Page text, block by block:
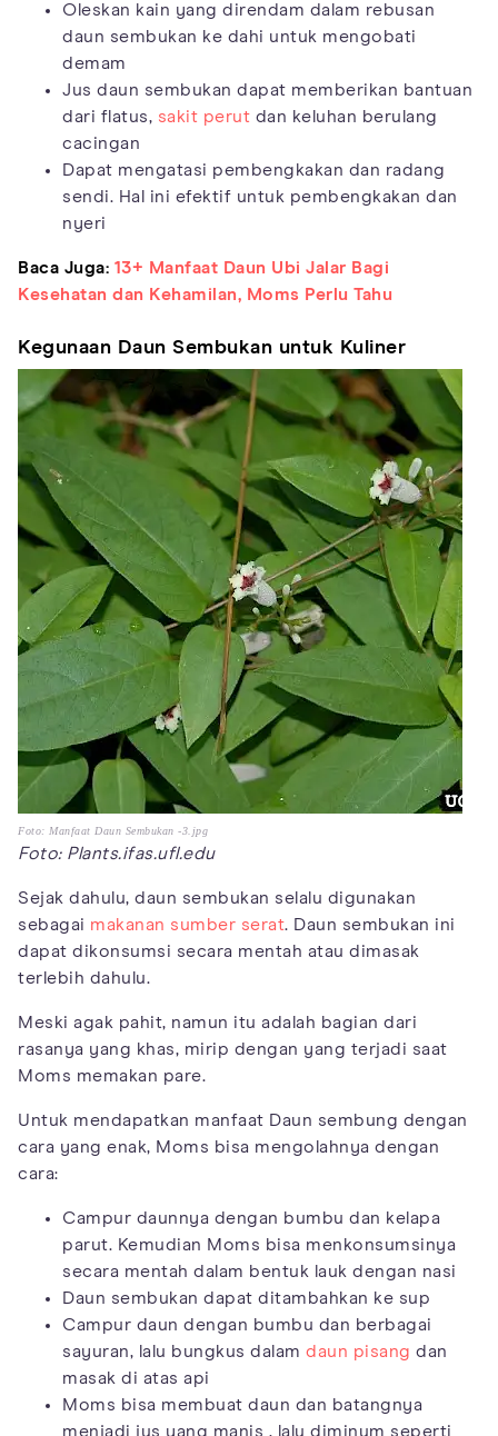
Oleskan kain yang direndam dalam rebusan
daun sembukan ke dahi untuk mengobati
demam
Jus daun sembukan dapat memberikan bantuan
dari flatus, sakit perut dan keluhan berulang
cacingan
Dapat mengatasi pembengkakan dan radang
sendi. Hal ini efektif untuk pembengkakan dan
nyeri
Baca Juga: 13+ Manfaat Daun Ubi Jalar Bagi
Kesehatan dan Kehamilan, Moms Perlu Tahu
Kegunaan Daun Sembukan untuk Kuliner
Foto: Manfaat Daun Sembukan -3.jpg
Foto: Plants.ifas.ufl.edu
Sejak dahulu, daun sembukan selalu digunakan
sebagai makanan sumber serat. Daun sembukan ini
dapat dikonsumsi secara mentah atau dimasak
terlebih dahulu.
Meski agak pahit, namun itu adalah bagian dari
rasanya yang khas, mirip dengan yang terjadi saat
Moms memakan pare.
Untuk mendapatkan manfaat Daun sembung dengan
cara yang enak, Moms bisa mengolahnya dengan
cara:
Campur daunnya dengan bumbu dan kelapa
parut. Kemudian Moms bisa menkonsumsinya
secara mentah dalam bentuk lauk dengan nasi
Daun sembukan dapat ditambahkan ke sup
Campur daun dengan bumbu dan berbagai
sayuran, lalu bungkus dalam daun pisang dan
masak di atas api
Moms bisa membuat daun dan batangnya
menjadi jus yang manis , lalu diminum seperti